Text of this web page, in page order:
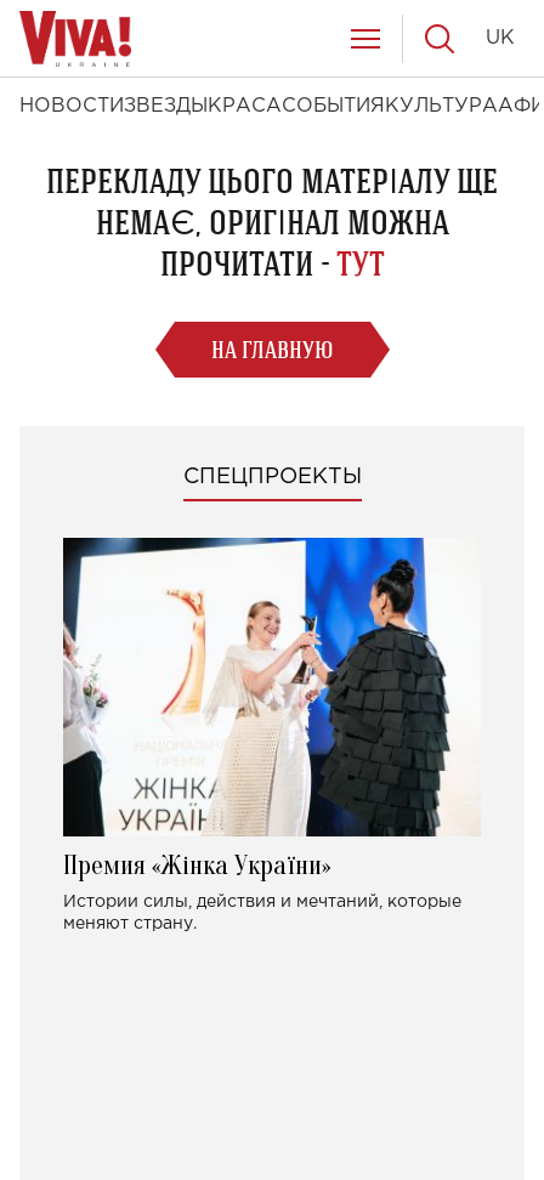
НОВОСТИ ЗВЕЗДЫ КРАСАСОБЫТИЯ КУЛЬТУРА
UK
ПЕРЕКЛАДУ ЦЬОГО МАТЕРІАЛУ ЩЕ
НЕМАЄ, ОРИГІНАЛ МОЖНА
ПРОЧИТАТИ -ТУТ
НА ГЛАВНУЮ
СПЕЦПРОЕКТЫ
Премия «Жінка України»
Истории силы, действия и мечтаний, которые
меняют страну.